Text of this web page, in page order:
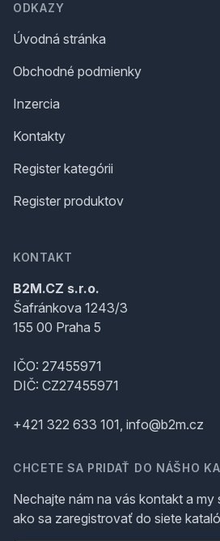
ODKAZY
Úvodná stránka
Obchodné podmienky
Inzercia
Kontakty
Register kategórii
Register produktov
KONTAKT
B2M.CZ s.r.o.
Šafránkova 1243/3
155 00 Praha 5
IČO: 27455971
DIČ: CZ27455971
+421 322 633 101, info@b2m.cz
CHCETE SA PRIDAŤ DO NÁŠHO
Nechajte nám na vás kontakt a
ako sa zaregistrovať do siete